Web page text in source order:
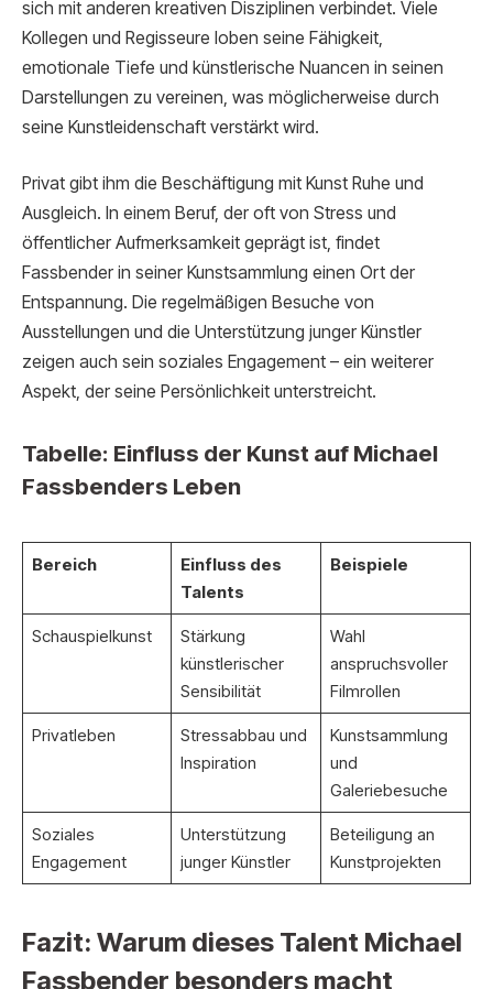
sich mit anderen kreativen Disziplinen verbindet. Viele
Kollegen und Regisseure loben seine Fähigkeit,
emotionale Tiefe und künstlerische Nuancen in seinen
Darstellungen zu vereinen, was möglicherweise durch
seine Kunstleidenschaft verstärkt wird.
Privat gibt ihm die Beschäftigung mit Kunst Ruhe und
Ausgleich. In einem Beruf, der oft von Stress und
öffentlicher Aufmerksamkeit geprägt ist, findet
Fassbender in seiner Kunstsammlung einen Ort der
Entspannung. Die regelmäßigen Besuche von
Ausstellungen und die Unterstützung junger Künstler
zeigen auch sein soziales Engagement – ein weiterer
Aspekt, der seine Persönlichkeit unterstreicht.
Tabelle: Einfluss der Kunst auf Michael
Fassbenders Leben
Bereich
Einfluss des
Talents
Beispiele
Schauspielkunst
Stärkung
künstlerischer
Sensibilität
Wahl
anspruchsvoller
Filmrollen
Privatleben
Stressabbau und
Inspiration
Kunstsammlung
und
Galeriebesuche
Soziales
Engagement
Unterstützung
junger Künstler
Beteiligung an
Kunstprojekten
Fazit: Warum dieses Talent Michael
Fassbender besonders macht